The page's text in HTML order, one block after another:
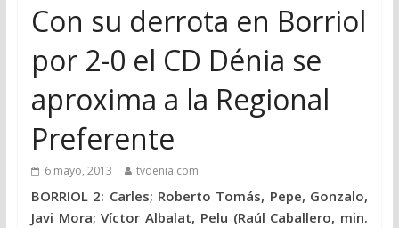
Con su derrota en Borriol
por 2-0 el CD Dénia se
aproxima a la Regional
Preferente
6 mayo, 2013 tvdenia.com
BORRIOL 2: Carles; Roberto Tomás, Pepe, Gonzalo,
Javi Mora; Víctor Albalat, Pelu (Raúl Caballero, min.